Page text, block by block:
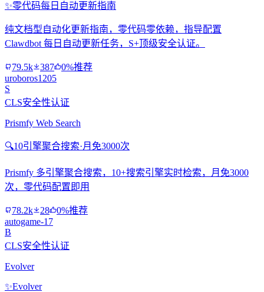
✨零代码每日自动更新指南
纯文档型自动化更新指南，零代码零依赖，指导配置
Clawdbot 每日自动更新任务，S+顶级安全认证。
79.5k 387
0%推荐
uroboros1205
S
CLS安全性认证
Prismfy Web Search
🔍10引擎聚合搜索·月免3000次
Prismfy 多引擎聚合搜索，10+搜索引擎实时检索，月免3000
次，零代码配置即用
78.2k 28
0%推荐
autogame-17
B
CLS安全性认证
Evolver
✨Evolver